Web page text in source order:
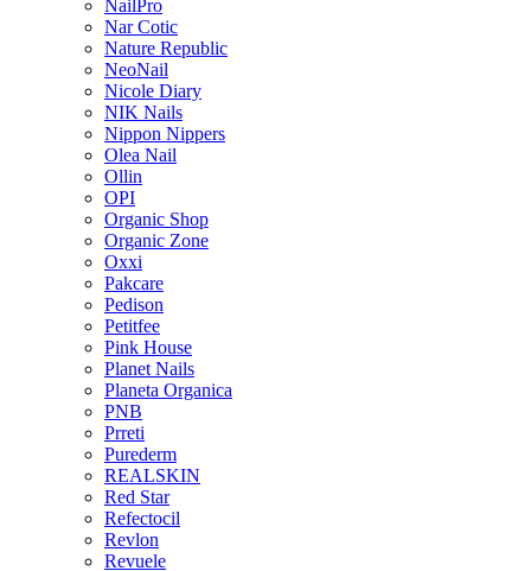
NailPro
Nar Cotic
Nature Republic
NeoNail
Nicole Diary
NIK Nails
Nippon Nippers
Olea Nail
Ollin
OPI
Organic Shop
Organic Zone
Oxxi
Pakcare
Pedison
Petitfee
Pink House
Planet Nails
Planeta Organica
PNB
Prreti
Purederm
REALSKIN
Red Star
Refectocil
Revlon
Revuele